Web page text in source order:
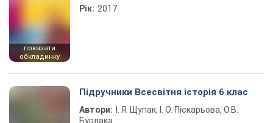
показати
обкладинку
Рік: 2017
Підручники Всесвітня історія 6 клас
Автори:
І. Я. Щупак, І. О. Піскарьова, О.В.
Бурлака